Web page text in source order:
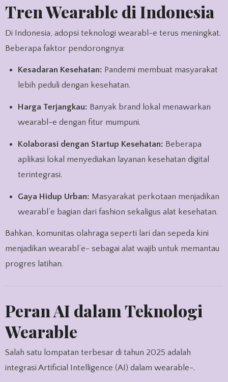
Tren Wearable di Indonesia
Di Indonesia, adopsi teknologi wearabl-e terus meningkat.
Beberapa faktor pendorongnya:
Kesadaran Kesehatan: Pandemi membuat masyarakat
lebih peduli dengan kesehatan.
Harga Terjangkau: Banyak brand lokal menawarkan
wearabl-e dengan fitur mumpuni.
Kolaborasi dengan Startup Kesehatan: Beberapa
aplikasi lokal menyediakan layanan kesehatan digital
terintegrasi.
Gaya Hidup Urban: Masyarakat perkotaan menjadikan
wearabl’e bagian dari fashion sekaligus alat kesehatan.
Bahkan, komunitas olahraga seperti lari dan sepeda kini
menjadikan wearabl’e- sebagai alat wajib untuk memantau
progres latihan.
Peran AI dalam Teknologi
Wearable
Salah satu lompatan terbesar di tahun 2025 adalah
integrasi Artificial Intelligence (AI) dalam wearable-.